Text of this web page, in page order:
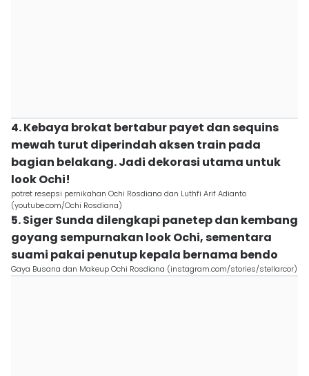
4. Kebaya brokat bertabur payet dan sequins
mewah turut diperindah aksen train pada
bagian belakang. Jadi dekorasi utama untuk
look Ochi!
potret resepsi pernikahan Ochi Rosdiana dan Luthfi Arif Adianto
(youtube.com/Ochi Rosdiana)
5. Siger Sunda dilengkapi panetep dan kembang
goyang sempurnakan look Ochi, sementara
suami pakai penutup kepala bernama bendo
Gaya Busana dan Makeup Ochi Rosdiana (instagram.com/stories/stellarcor)